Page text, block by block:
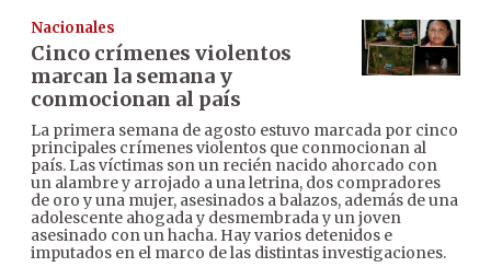
Nacionales
Cinco crímenes violentos
marcan la semana y
conmocionan al país
La primera semana de agosto estuvo marcada por cinco
principales crímenes violentos que conmocionan al
país. Las víctimas son un recién nacido ahorcado con
un alambre y arrojado a una letrina, dos compradores
de oro y una mujer, asesinados a balazos, además de una
adolescente ahogada y desmembrada y un joven
asesinado con un hacha. Hay varios detenidos e
imputados en el marco de las distintas investigaciones.